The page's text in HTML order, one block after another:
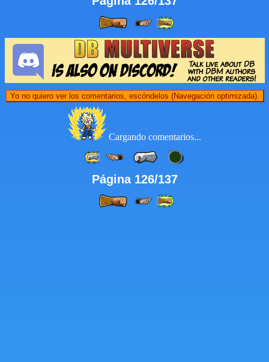
Yo no quiero ver los comentarios, escóndelos (Navegación optimizada).
Cargando comentarios...
Página 126/137